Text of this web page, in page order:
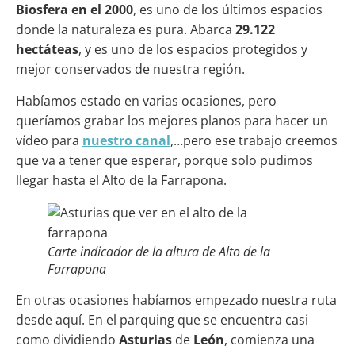
Biosfera en el 2000, es uno de los últimos espacios
donde la naturaleza es pura. Abarca 29.122
hectáteas, y es uno de los espacios protegidos y
mejor conservados de nuestra región.
Habíamos estado en varias ocasiones, pero
queríamos grabar los mejores planos para hacer un
vídeo para nuestro canal,…pero ese trabajo creemos
que va a tener que esperar, porque solo pudimos
llegar hasta el Alto de la Farrapona.
Carte indicador de la altura de Alto de la
Farrapona
En otras ocasiones habíamos empezado nuestra ruta
desde aquí. En el parquing que se encuentra casi
como dividiendo Asturias de León, comienza una